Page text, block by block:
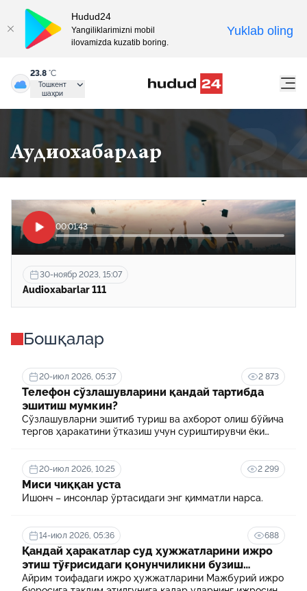
23.8 °C
Тошкент
шаҳри
Аудиохабарлар
00:01:43
30-ноябр 2023, 15:07
Audioxabarlar 111
Бошқалар
20-июл 2026, 05:37 2 873
Телефон сўзлашувларини қандай тартибда
эшитиш мумкин?
Сўзлашувларни эшитиб туриш ва ахборот олиш бўйича
тергов ҳаракатини ўтказиш учун суриштирувчи ёки
20-июл 2026, 10:25 2 299
Миси чиққан уста
Ишонч – инсонлар ўртасидаги энг қимматли нарса.
14-июл 2026, 05:36 688
Қандай ҳаракатлар суд ҳужжатларини ижро
этиш тўғрисидаги қонунчиликни бузиш
ҳисобланади? 5 муҳим факт
Айрим тоифадаги ижро ҳужжатларини Мажбурий ижро
Hudud24
Yangiliklarimizni mobil
ilovamizda kuzatib boring.
Yuklab oling